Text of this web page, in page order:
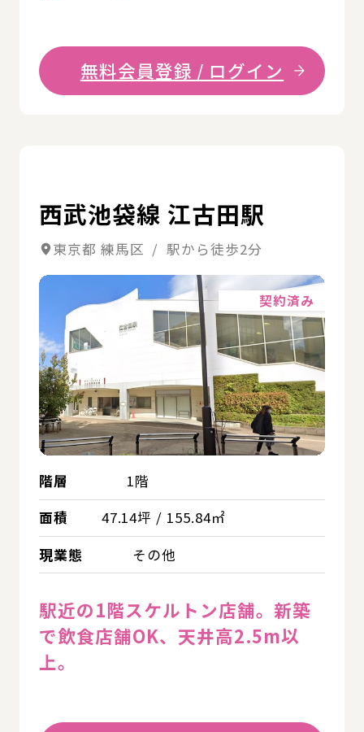
無料会員登録 / ログイン
西武池袋線 江古田駅
東京都 練馬区 / 駅から徒歩2分
契約済み
階層
1階
面積
47.14坪 / 155.84㎡
現業態
その他
駅近の1階スケルトン店舗。新築
で飲食店舗OK、天井高2.5m以
上。